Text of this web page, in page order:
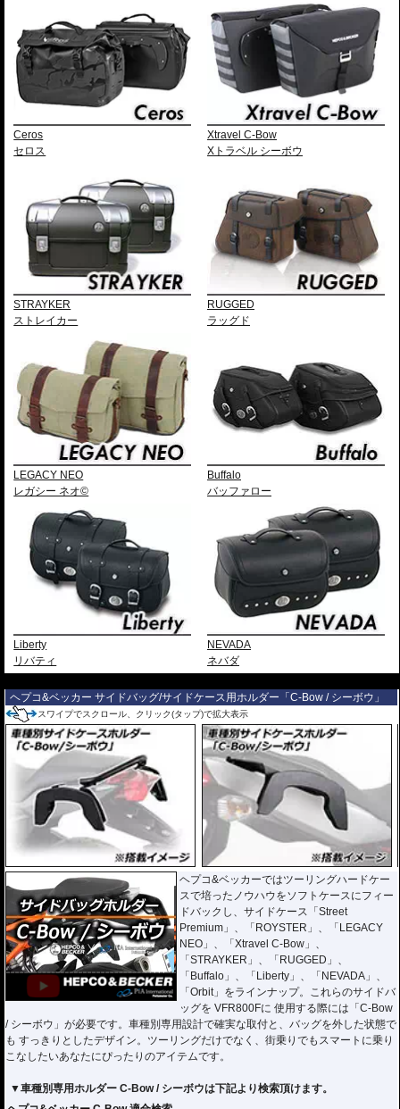
Ceros
セロス
Xtravel C-Bow
Xトラベル シーボウ
STRAYKER
ストレイカー
RUGGED
ラッグド
LEGACY NEO
レガシー ネオ©
Buffalo
バッファロー
Liberty
リバティ
NEVADA
ネバダ
ヘプコ&ベッカー サイドバッグ/サイドケース用ホルダー「C-Bow / シーボウ」
スワイプでスクロール、クリック(タップ)で拡大表示
ヘプコ&ベッカーではツーリングハードケー
スで培ったノウハウをソフトケースにフィー
ドバックし、サイドケース「Street
Premium」、「ROYSTER」、「LEGACY
NEO」、「Xtravel C-Bow」、
「STRAYKER」、「RUGGED」、
「Buffalo」、「Liberty」、「NEVADA」、
「Orbit」をラインナップ。これらのサイドバ
ッグを VFR800Fに 使用する際には「C-Bow
/ シーボウ」が必要です。車種別専用設計で確実な取付と、バッグを外した状態で
も すっきりとしたデザイン。ツーリングだけでなく、街乗りでもスマートに乗り
こなしたいあなたにぴったりのアイテムです。
▼車種別専用ホルダー C-Bow / シーボウは下記より検索頂けます。